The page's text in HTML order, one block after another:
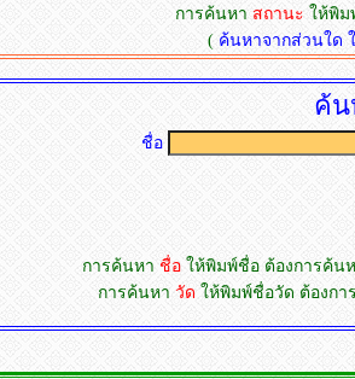
การค้นหา สถานะ ให้พิ
( ค้นหาจากส่วนใด
ค้น
ชื่อ
การค้นหา ชื่อ ให้พิมพ์ชื่อ ต้องการค้น
การค้นหา วัด ให้พิมพ์ชื่อวัด ต้องก